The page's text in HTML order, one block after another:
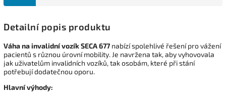
Detailní popis produktu
Váha na invalidní vozík SECA 677 nabízí spolehlivé řešení pro vážení
pacientů s různou úrovní mobility. Je navržena tak, aby vyhovovala
jak uživatelům invalidních vozíků, tak osobám, které při stání
potřebují dodatečnou oporu.
Hlavní výhody: